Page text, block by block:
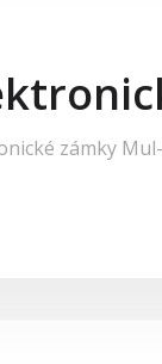
zámky